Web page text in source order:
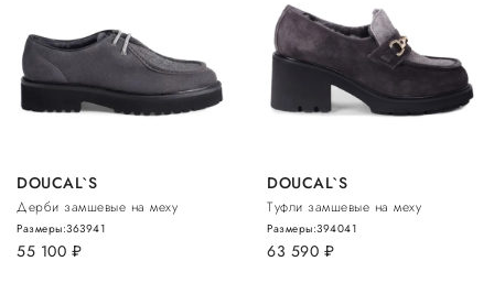
DOUCAL`S
Дерби замшевые на меху
55 100 руб.
Размеры:363941
DOUCAL`S
Туфли замшевые на меху
63 590 руб.
Размеры:394041